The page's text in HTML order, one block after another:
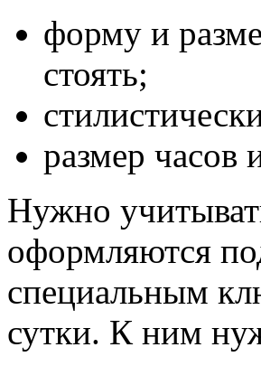
форму и
стоять;
размер часов
Нужно
оформляются
специальным
сутки. К ним